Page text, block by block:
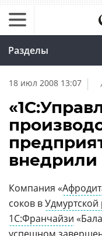
Разделы
18 июл 2008 13:07 |
внедрили
Компания «
соков вУдмуртской
1С:Франчайзи